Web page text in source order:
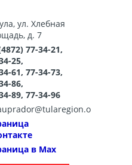
схема: A A
ул. Хлебная
д. 7
77-34-21,
25,
61, 77-34-73,
86,
89, 77-34-96
в Max